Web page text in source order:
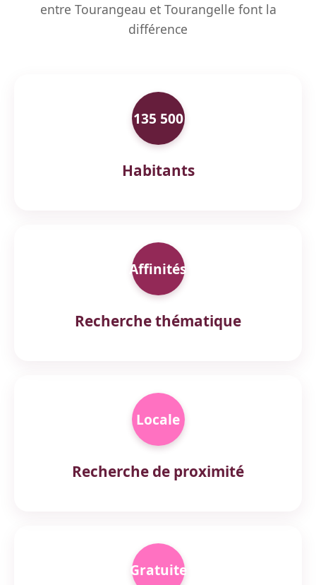
entre Tourangeau et Tourangelle font la
différence
135 500
Habitants
Affinités
Recherche thématique
Locale
Recherche de proximité
Gratuite